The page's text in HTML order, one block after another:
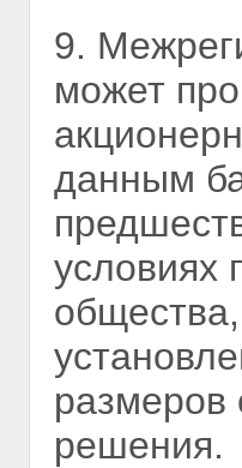
9.
может
данным
условиях
размеров
решения.